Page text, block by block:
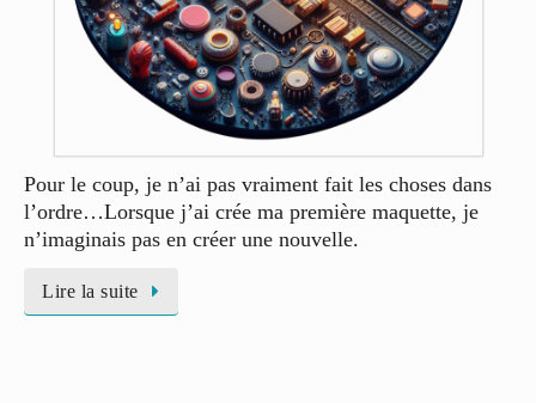
Pour le coup, je n’ai pas vraiment fait les choses dans
l’ordre…Lorsque j’ai crée ma première maquette, je
n’imaginais pas en créer une nouvelle.
Lire la suite